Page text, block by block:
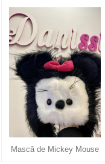
Mască de Mickey Mouse